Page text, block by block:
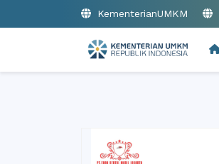
KementerianUMKM